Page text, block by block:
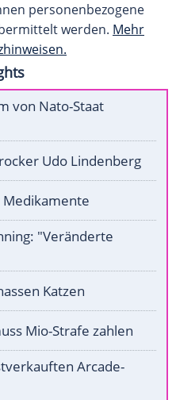
personenbezogene
werden. Mehr
von Nato-Staat
Udo Lindenberg
"Veränderte
Katzen
Mio-Strafe zahlen
Arcade-